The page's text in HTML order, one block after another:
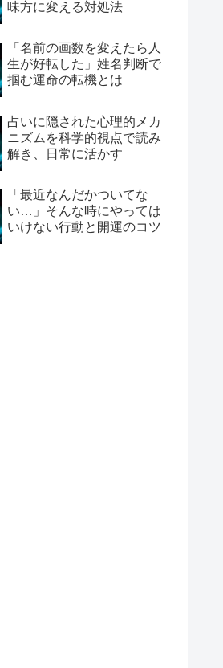
味方に変える対処法
「名前の画数を変えたら人
生が好転した」姓名判断で
掴む運命の転機とは
占いに隠された心理的メカ
ニズムを科学的視点で読み
解き、日常に活かす
「最近なんだかついてな
い…」そんな時にやっては
いけない行動と開運のコツ